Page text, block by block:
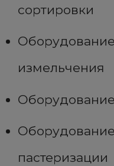
сортировки
измельчения
пастеризации